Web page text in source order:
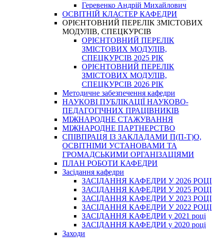
Геревенко Андрій Михайлович
ОСВІТНІЙ КЛАСТЕР КАФЕДРИ
ОРІЄНТОВНИЙ ПЕРЕЛІК ЗМІСТОВИХ
МОДУЛІВ, СПЕЦКУРСІВ
ОРІЄНТОВНИЙ ПЕРЕЛІК
ЗМІСТОВИХ МОДУЛІВ,
СПЕЦКУРСІВ 2025 РІК
ОРІЄНТОВНИЙ ПЕРЕЛІК
ЗМІСТОВИХ МОДУЛІВ,
СПЕЦКУРСІВ 2026 РІК
Методичне забезпечення кафедри
НАУКОВІ ПУБЛІКАЦІЇ НАУКОВО-
ПЕДАГОГІЧНИХ ПРАЦІВНИКІВ
МІЖНАРОДНЕ СТАЖУВАННЯ
МІЖНАРОДНЕ ПАРТНЕРСТВО
СПІВПРАЦЯ ІЗ ЗАКЛАДАМИ П(П-Т)О,
ОСВІТНІМИ УСТАНОВАМИ ТА
ГРОМАДСЬКИМИ ОРГАНІЗАЦІЯМИ
ПЛАН РОБОТИ КАФЕДРИ
Засідання кафедри
ЗАСІДАННЯ КАФЕДРИ У 2026 РОЦІ
ЗАСІДАННЯ КАФЕДРИ У 2025 РОЦІ
ЗАСІДАННЯ КАФЕДРИ У 2023 РОЦІ
ЗАСІДАННЯ КАФЕДРИ У 2022 РОЦІ
ЗАСІДАННЯ КАФЕДРИ у 2021 році
ЗАСІДАННЯ КАФЕДРИ у 2020 році
Заходи